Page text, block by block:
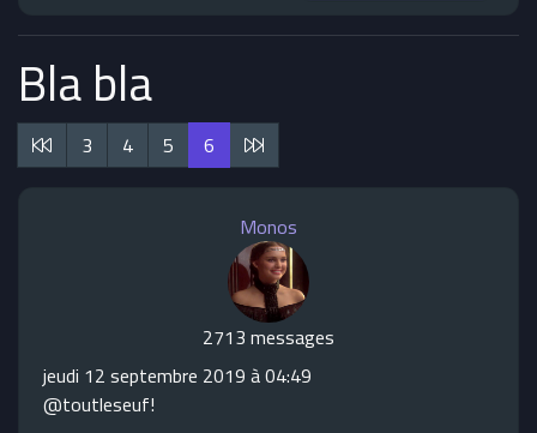
Bla bla
3 4 5 6
Monos
2713 messages
jeudi 12 septembre 2019 à 04:49
@toutleseuf!